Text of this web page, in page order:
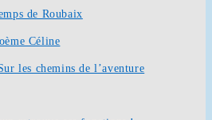
de Roubaix
Céline
les chemins de l’aventure